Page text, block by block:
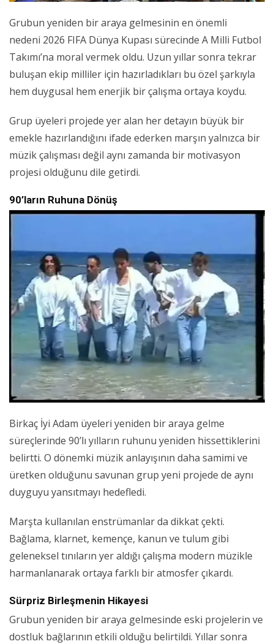
Grubun yeniden bir araya gelmesinin en önemli
nedeni 2026 FIFA Dünya Kupası sürecinde A Milli Futbol
Takımı’na moral vermek oldu. Uzun yıllar sonra tekrar
buluşan ekip milliler için hazırladıkları bu özel şarkıyla
hem duygusal hem enerjik bir çalışma ortaya koydu.
Grup üyeleri projede yer alan her detayın büyük bir
emekle hazırlandığını ifade ederken marşın yalnızca bir
müzik çalışması değil aynı zamanda bir motivasyon
projesi olduğunu dile getirdi.
90’ların Ruhuna Dönüş
Birkaç İyi Adam üyeleri yeniden bir araya gelme
süreçlerinde 90’lı yılların ruhunu yeniden hissettiklerini
belirtti. O dönemki müzik anlayışının daha samimi ve
üretken olduğunu savunan grup yeni projede de aynı
duyguyu yansıtmayı hedefledi.
Marşta kullanılan enstrümanlar da dikkat çekti.
Bağlama, klarnet, kemençe, kanun ve tulum gibi
geleneksel tınıların yer aldığı çalışma modern müzikle
harmanlanarak ortaya farklı bir atmosfer çıkardı.
Sürpriz Birleşmenin Hikayesi
Grubun yeniden bir araya gelmesinde eski projelerin ve
dostluk bağlarının etkili olduğu belirtildi. Yıllar sonra